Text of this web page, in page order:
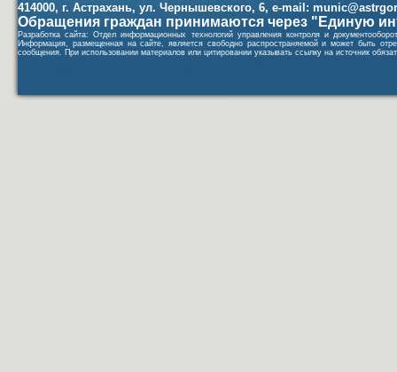
414000, г. Астрахань, ул. Чернышевского, 6, e-mail:
Обращения граждан принимаются через "Единую
Разработка сайта: Отдел информационных технологий управления контроля и
Информация, размещенная на сайте, является свободно распространяемой и может быть
сообщения. При использовании материалов или цитировании указывать ссылку на источник